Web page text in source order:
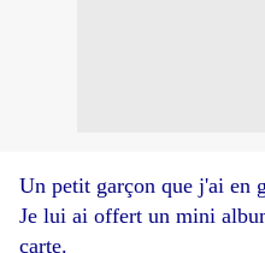
Un petit garçon que j'ai en
Je lui ai offert un mini
carte.